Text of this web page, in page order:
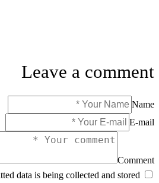
Leave a comment
Name
E-mail
Comment
data is being collected and stored.